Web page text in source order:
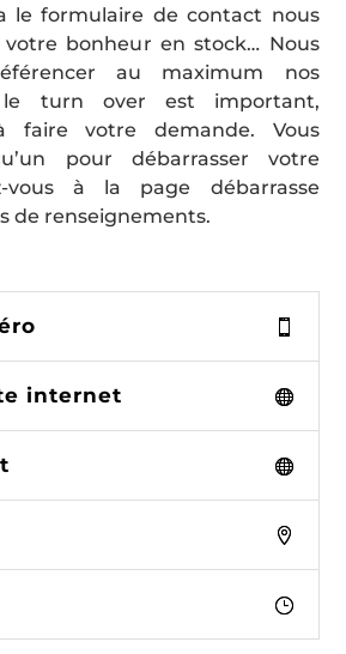
le formulaire de contact nous
bonheur en stock… Nous
au maximum nos
le turn over est important,
faire votre demande. Vous
pour débarrasser votre
vous à la page débarrasse
de renseignements.
internet